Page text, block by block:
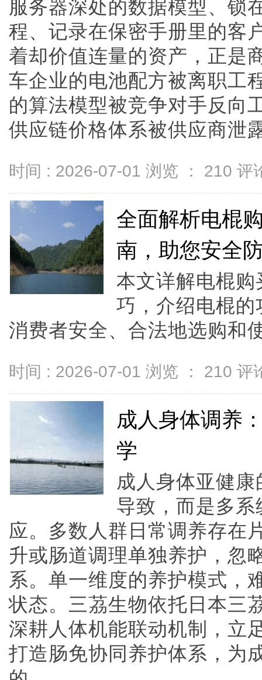
服务器深处的数据模型、锁
程、记录在保密手册里的
着却价值连量的资产，正是
车企业的电池配方被离职工
的算法模型被竞争对手反向
供应链价格体系被供应商泄
时间 : 2026-07-01 浏览 ： 210 评
全面解析电棍
南，助您安全
本文详解电棍
巧，介绍电棍
消费者安全、合法地选购和
时间 : 2026-07-01 浏览 ： 210 评
成人身体调养
学
成人身体亚健
导致，而是多
应。多数人群日常调养存在
升或肠道调理单独养护，忽
系。单一维度的养护模式，
状态。三茘生物依托日本三
深耕人体机能联动机制，立
打造肠免协同养护体系，为